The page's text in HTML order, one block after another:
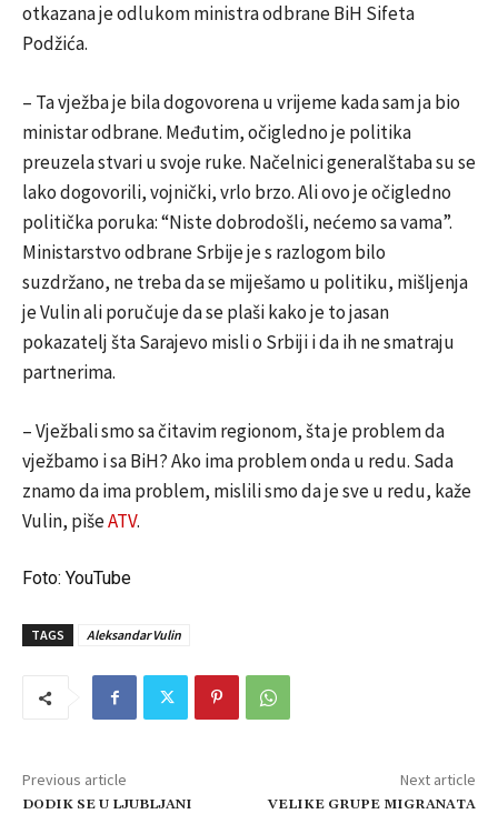
otkazana je odlukom ministra odbrane BiH Sifeta
Podžića.
– Ta vježba je bila dogovorena u vrijeme kada sam ja bio
ministar odbrane. Međutim, očigledno je politika
preuzela stvari u svoje ruke. Načelnici generalštaba su se
lako dogovorili, vojnički, vrlo brzo. Ali ovo je očigledno
politička poruka: “Niste dobrodošli, nećemo sa vama”.
Ministarstvo odbrane Srbije je s razlogom bilo
suzdržano, ne treba da se miješamo u politiku, mišljenja
je Vulin ali poručuje da se plaši kako je to jasan
pokazatelj šta Sarajevo misli o Srbiji i da ih ne smatraju
partnerima.
– Vježbali smo sa čitavim regionom, šta je problem da
vježbamo i sa BiH? Ako ima problem onda u redu. Sada
znamo da ima problem, mislili smo da je sve u redu, kaže
Vulin, pišeATV.
Foto: YouTube
TAGS Aleksandar Vulin
Previous article
DODIK SE U LJUBLJANI
Next article
VELIKE GRUPE MIGRANATA